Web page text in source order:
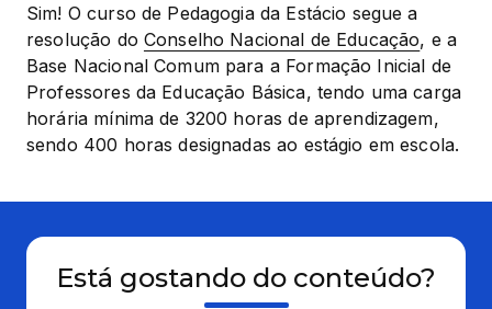
Sim! O curso de Pedagogia da Estácio segue a
resolução do Conselho Nacional de Educação, e a
Base Nacional Comum para a Formação Inicial de
Professores da Educação Básica, tendo uma carga
horária mínima de 3200 horas de aprendizagem,
sendo 400 horas designadas ao estágio em escola.
Está gostando do conteúdo?